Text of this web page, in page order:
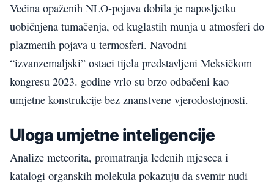
Većina opaženih NLO-pojava dobila je naposljetku
uobičnjena tumačenja, od kuglastih munja u atmosferi do
plazmenih pojava u termosferi. Navodni
“izvanzemaljski” ostaci tijela predstavljeni Meksičkom
kongresu 2023. godine vrlo su brzo odbačeni kao
umjetne konstrukcije bez znanstvene vjerodostojnosti.
Uloga umjetne inteligencije
Analize meteorita, promatranja ledenih mjeseca i
katalogi organskih molekula pokazuju da svemir nudi